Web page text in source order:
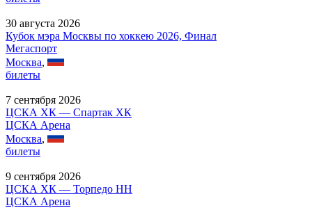
30 августа 2026
Кубок мэра Москвы по хоккею 2026, Финал
Мегаспорт
Москва,
билеты
7 сентября 2026
ЦСКА ХК — Спартак ХК
ЦСКА Арена
Москва,
билеты
9 сентября 2026
ЦСКА ХК — Торпедо НН
ЦСКА Арена